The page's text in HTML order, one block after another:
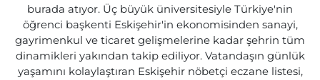
burada atıyor. Üç büyük üniversitesiyle Türkiye'nin
öğrenci başkenti Eskişehir'in ekonomisinden sanayi,
gayrimenkul ve ticaret gelişmelerine kadar şehrin tüm
dinamikleri yakından takip ediliyor. Vatandaşın günlük
yaşamını kolaylaştıran Eskişehir nöbetçi eczane listesi,